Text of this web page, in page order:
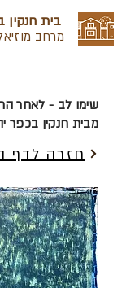
בית חנקין
מרחב
שימו לב - לאחר
מבית חנקין בכפר
חזרה לדף